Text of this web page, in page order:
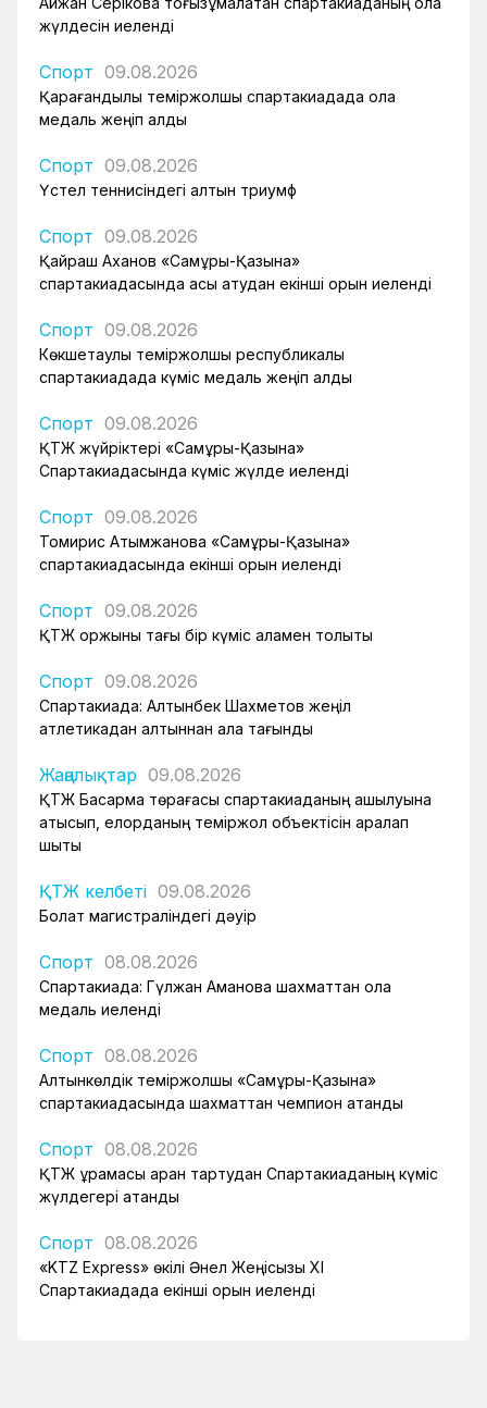
жүлдесін иеленді
Спорт 09.08.2026
Қарағандылық теміржолшы спартакиадада қола
медаль жеңіп алды
Спорт 09.08.2026
Үстел теннисіндегі алтын триумф
Спорт 09.08.2026
Қайраш Аханов «Самұрық-Қазына»
спартакиадасында асық атудан екінші орын иеленді
Спорт 09.08.2026
Көкшетаулық теміржолшы республикалық
спартакиадада күміс медаль жеңіп алды
Спорт 09.08.2026
ҚТЖ жүйріктері «Самұрық-Қазына»
Спартакиадасында күміс жүлде иеленді
Спорт 09.08.2026
Томирис Атымжанова «Самұрық-Қазына»
спартакиадасында екінші орын иеленді
Спорт 09.08.2026
ҚТЖ қоржыны тағы бір күміс алқамен толықты
Спорт 09.08.2026
Спартакиада: Алтынбек Шахметов жеңіл
атлетикадан алтыннан алқа тағынды
Жаңалықтар 09.08.2026
ҚТЖ Басқарма төрағасы спартакиаданың ашылуына
қатысып, елорданың теміржол объектісін аралап
шықты
ҚТЖ келбеті 09.08.2026
Болат магистраліндегі дәуір
Спорт 08.08.2026
Спартакиада: Гүлжан Аманова шахматтан қола
медаль иеленді
Спорт 08.08.2026
Алтынкөлдік теміржолшы «Самұрық-Қазына»
спартакиадасында шахматтан чемпион атанды
Спорт 08.08.2026
ҚТЖ құрамасы арқан тартудан Спартакиаданың күміс
жүлдегері атанды
Спорт 08.08.2026
«KTZ Express» өкілі Әнел Жеңісқызы XI
Спартакиадада екінші орын иеленді